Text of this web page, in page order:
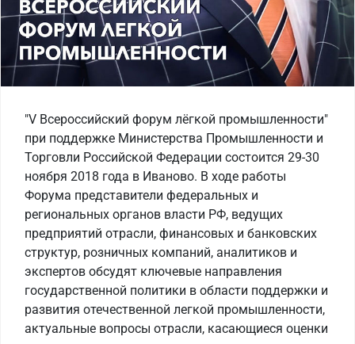
"V Всероссийский форум лёгкой промышленности"
при поддержке Министерства Промышленности и
Торговли Российской Федерации состоится 29-30
ноября 2018 года в Иваново. В ходе работы
Форума представители федеральных и
региональных органов власти РФ, ведущих
предприятий отрасли, финансовых и банковских
структур, розничных компаний, аналитиков и
экспертов обсудят ключевые направления
государственной политики в области поддержки и
развития отечественной легкой промышленности,
актуальные вопросы отрасли, касающиеся оценки